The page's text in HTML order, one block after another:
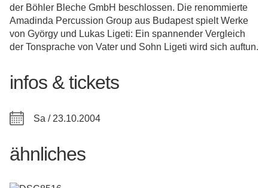
der Böhler Bleche GmbH beschlossen. Die renommierte
Amadinda Percussion Group aus Budapest spielt Werke
von György und Lukas Ligeti: Ein spannender Vergleich
der Tonsprache von Vater und Sohn Ligeti wird sich auftun.
infos & tickets
Sa / 23.10.2004
ähnliches